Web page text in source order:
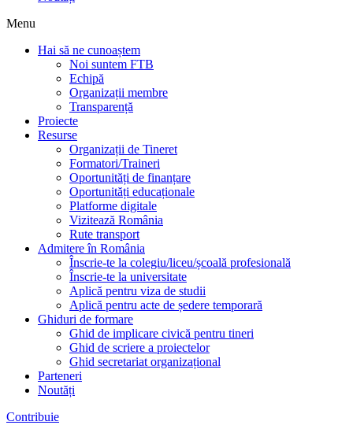
Menu
Hai să ne cunoaștem
Noi suntem FTB
Echipă
Organizații membre
Transparență
Proiecte
Resurse
Organizații de Tineret
Formatori/Traineri
Oportunități de finanțare
Oportunități educaționale
Platforme digitale
Vizitează România
Rute transport
Admitere în România
Înscrie-te la colegiu/liceu/școală profesională
Înscrie-te la universitate
Aplică pentru viza de studii
Aplică pentru acte de ședere temporară
Ghiduri de formare
Ghid de implicare civică pentru tineri
Ghid de scriere a proiectelor
Ghid secretariat organizațional
Parteneri
Noutăți
Contribuie